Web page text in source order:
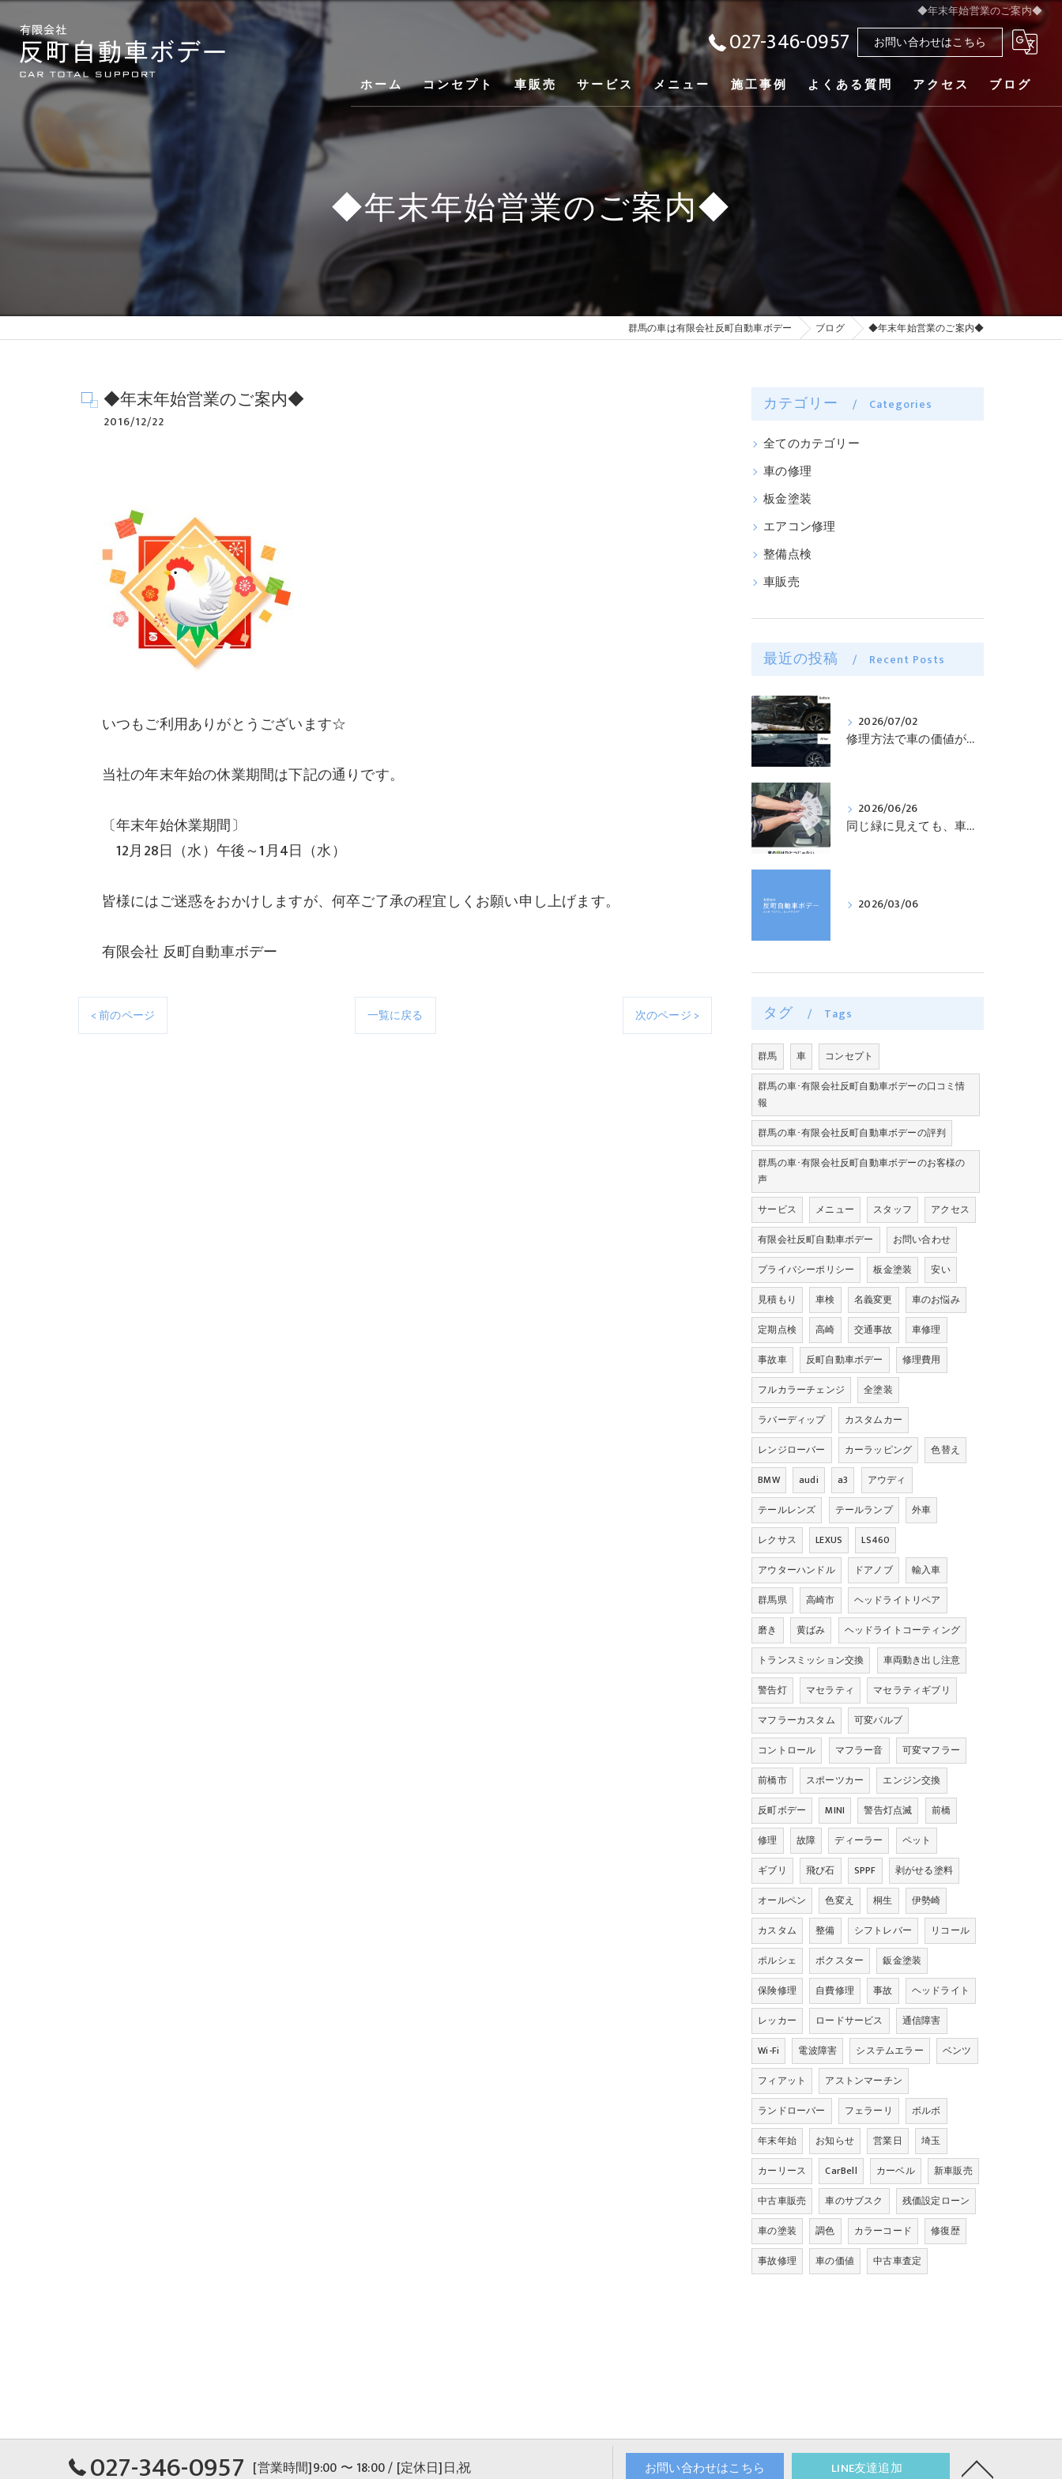
◆年末年始営業のご案内◆
027-346-0957 お問い合わせはこちら
ホーム コンセプト 車販売 サービス メニュー 施工事例 よくある質問 アクセス ブログ
◆年末年始営業のご案内◆
群馬の車は有限会社反町自動車ボデー ブログ ◆年末年始営業のご案内◆
◆年末年始営業のご案内◆
2016/12/22
いつもご利用ありがとうございます☆
当社の年末年始の休業期間は下記の通りです。
〔年末年始休業期間〕
12月28日（水）午後～1月4日（水）
皆様にはご迷惑をおかけしますが、何卒ご了承の程宜しくお願い申し上げます。
有限会社 反町自動車ボデー
< 前のページ 一覧に戻る 次のページ >
カテゴリー Categories
全てのカテゴリー
車の修理
板金塗装
エアコン修理
整備点検
車販売
最近の投稿 Recent Posts
2026/07/02
修理方法で車の価値が変わる？！車の価値を守る修理方法について解説！
2026/06/26
同じ緑に見えても、車の色は1色ではありません 🚗🌿
2026/03/06
タグ Tags
群馬 車
コンセプト
群馬の車･有限会社反町自動車ボデーの口コミ情
報
群馬の車･有限会社反町自動車ボデーの評判
群馬の車･有限会社反町自動車ボデーのお客様の
声
サービス
メニュー スタッフ
アクセス
有限会社反町自動車ボデー
お問い合わせ
プライバシーポリシー
板金塗装
安い
見積もり
車検 名義変更
車のお悩み
定期点検
高崎 交通事故
車修理
事故車
反町自動車ボデー
修理費用
フルカラーチェンジ
全塗装
ラバーディップ
カスタムカー
レンジローバー
カーラッピング
色替え
BMW
audi a3
アウディ
テールレンズ
テールランプ
外車
レクサス
LEXUS
LS460
アウターハンドル
ドアノブ
輸入車
群馬県
高崎市
ヘッドライトリペア
磨き
黄ばみ
ヘッドライトコーティング
トランスミッション交換
車両動き出し注意
警告灯
マセラティ
マセラティギブリ
マフラーカスタム
可変バルブ
コントロール
マフラー音
可変マフラー
前橋市
スポーツカー
エンジン交換
反町ボデー
MINI 警告灯点滅
前橋
修理
故障 ディーラー
ペット
ギブリ
飛び石 SPPF
剥がせる塗料
オールペン
色変え 桐生
伊勢崎
カスタム
整備 シフトレバー
リコール
ポルシェ
ボクスター
鈑金塗装
保険修理
自費修理 事故
ヘッドライト
レッカー
ロードサービス
通信障害
Wi-Fi
電波障害 システムエラー
ベンツ
フィアット
アストンマーチン
ランドローバー
フェラーリ
ボルボ
年末年始
お知らせ 営業日
埼玉
カーリース
CarBell カーベル
新車販売
中古車販売
車のサブスク
残価設定ローン
車の塗装
調色 カラーコード
修復歴
事故修理
車の価値 中古車査定
027-346-0957 [営業時間]9:00 〜 18:00 / [定休日]日,祝 お問い合わせはこちら LINE友達追加